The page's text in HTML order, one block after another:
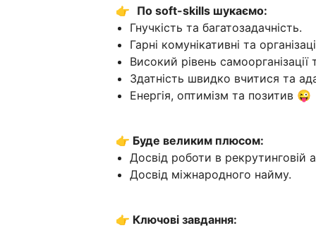
👉 По soft-skills шукаємо:
Гнучкість та багатозадачність.
Гарні комунікативні та
Високий рівень самоорганізації
Здатність швидко вчитися та
Енергія, оптимізм та позитив 😜
👉 Буде великим плюсом:
Досвід роботи в рекрутинговій
Досвід міжнародного найму.
👉 Ключові завдання: